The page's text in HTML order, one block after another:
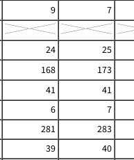
9 7
24 25
168 173
41 41
6 7
281 283
39 40